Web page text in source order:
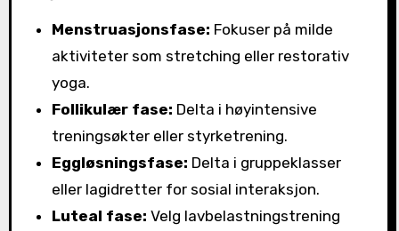
Menstruasjonsfase: Fokuser på milde
aktiviteter som stretching eller restorativ
yoga.
Follikulær fase: Delta i høyintensive
treningsøkter eller styrketrening.
Eggløsningsfase: Delta i gruppeklasser
eller lagidretter for sosial interaksjon.
Luteal fase: Velg lavbelastningstrening